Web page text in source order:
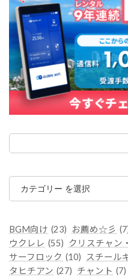
カ
ゴ
ー
BGM向け (23) お薦め☆彡
ウクレレ (55) クリスチャン
サーフロック (10) スチール
タヒチアン (27) チャント (7)